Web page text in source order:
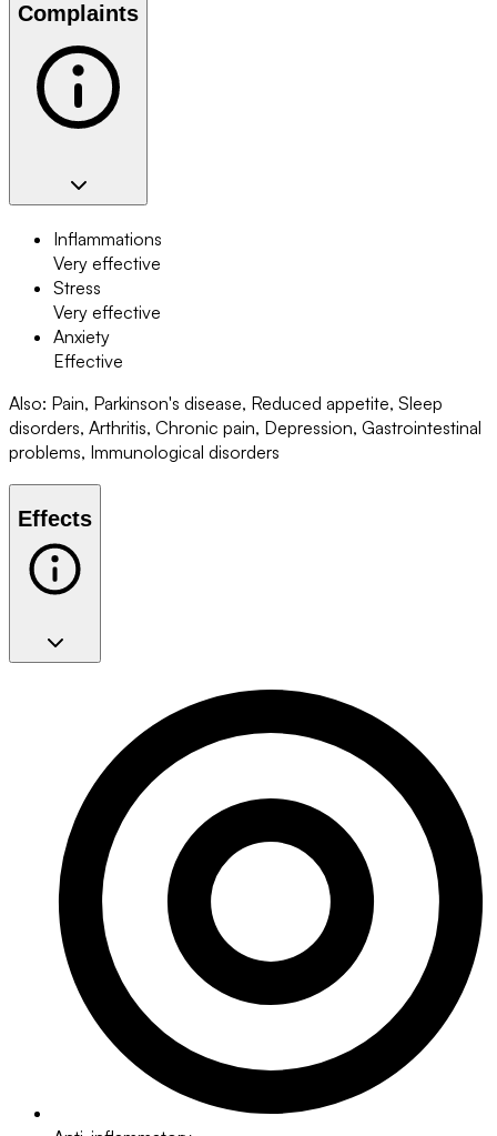
Complaints
Inflammations
Very effective
Stress
Very effective
Anxiety
Effective
Also: Pain, Parkinson's disease, Reduced appetite, Sleep
disorders, Arthritis, Chronic pain, Depression, Gastrointestinal
problems, Immunological disorders
Effects